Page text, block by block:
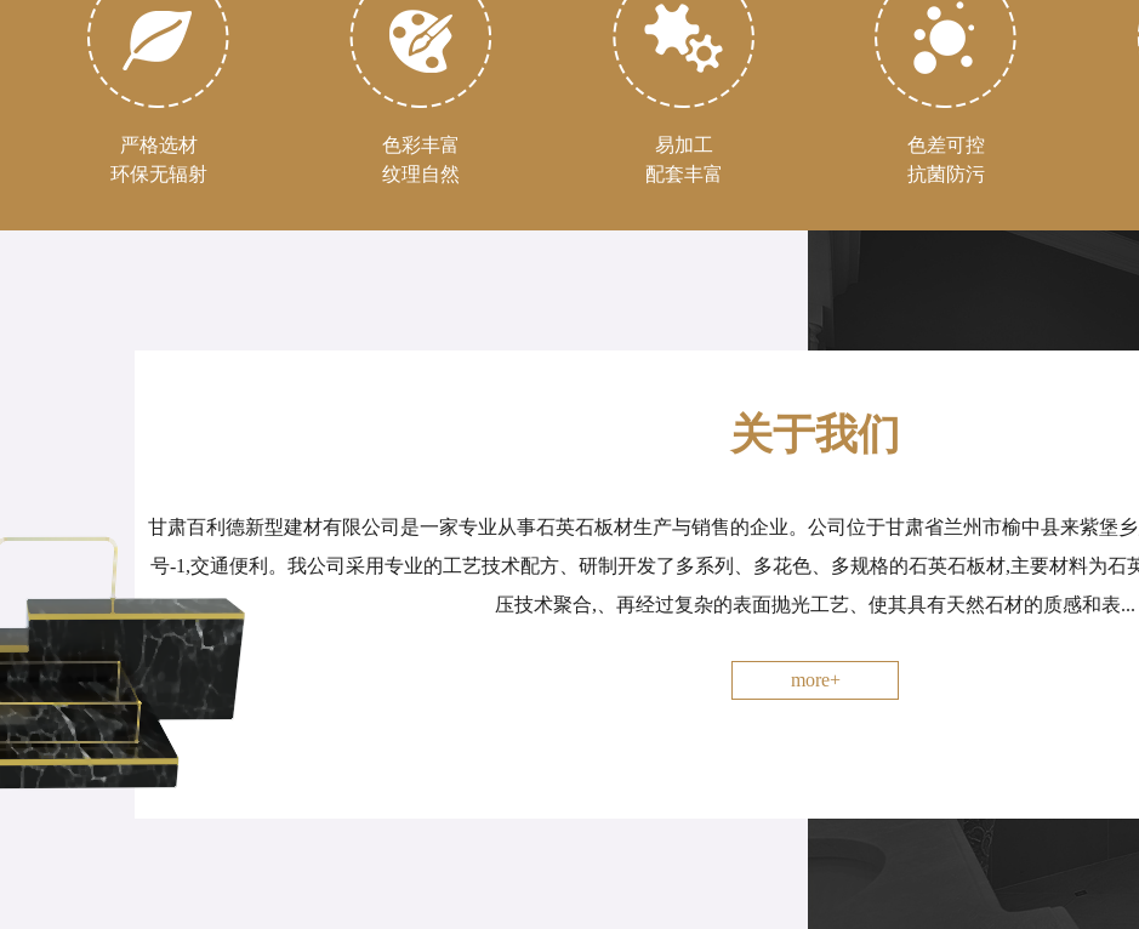
严格选材
环保无辐射
色彩丰富
纹理自然
易加工
配套丰富
色差可控
抗菌防污
关于我们
甘肃百利德新型建材有限公司是一家专业从事石英石板材生产与销售的企业。公司位于甘肃省兰州市榆中县来紫堡
号-1,交通便利。我公司采用专业的工艺技术配方、研制开发了多系列、多花色、多规格的石英石板材,主要材料为石
压技术聚合,、再经过复杂的表面抛光工艺、使其具有天然石材的质感和表...
more+